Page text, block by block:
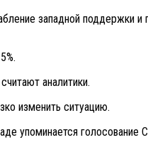
западной поддержки
аналитики.
изменить ситуацию.
упоминается